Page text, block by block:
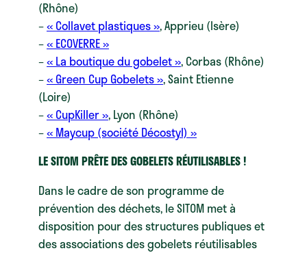
(Rhône)
–« Collavet plastiques », Apprieu (Isère)
–« ECOVERRE »
–« La boutique du gobelet », Corbas (Rhône)
–« Green Cup Gobelets », Saint Etienne
(Loire)
–« CupKiller », Lyon (Rhône)
–« Maycup (société Décostyl) »
LE SITOM PRÊTE DES GOBELETS RÉUTILISABLES !
Dans le cadre de son programme de
prévention des déchets, le SITOM met à
disposition pour des structures publiques et
des associations des gobelets réutilisables